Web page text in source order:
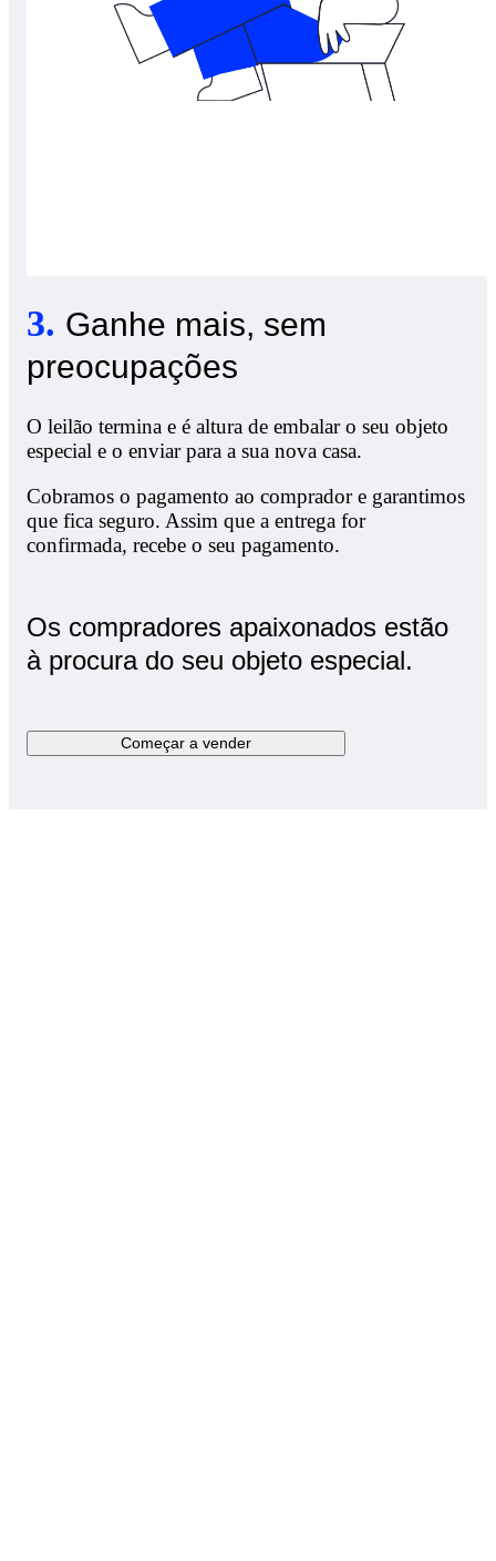
3. Ganhe mais, sem
preocupações
O leilão termina e é altura de embalar o seu objeto
especial e o enviar para a sua nova casa.
Cobramos o pagamento ao comprador e garantimos
que fica seguro. Assim que a entrega for
confirmada, recebe o seu pagamento.
Os compradores apaixonados estão
à procura do seu objeto especial.
Começar a vender